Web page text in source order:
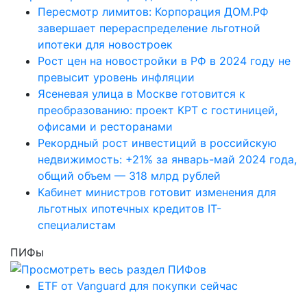
Пересмотр лимитов: Корпорация ДОМ.РФ
завершает перераспределение льготной
ипотеки для новостроек
Рост цен на новостройки в РФ в 2024 году не
превысит уровень инфляции
Ясеневая улица в Москве готовится к
преобразованию: проект КРТ с гостиницей,
офисами и ресторанами
Рекордный рост инвестиций в российскую
недвижимость: +21% за январь-май 2024 года,
общий объем — 318 млрд рублей
Кабинет министров готовит изменения для
льготных ипотечных кредитов IT-
специалистам
ПИФы
ETF от Vanguard для покупки сейчас